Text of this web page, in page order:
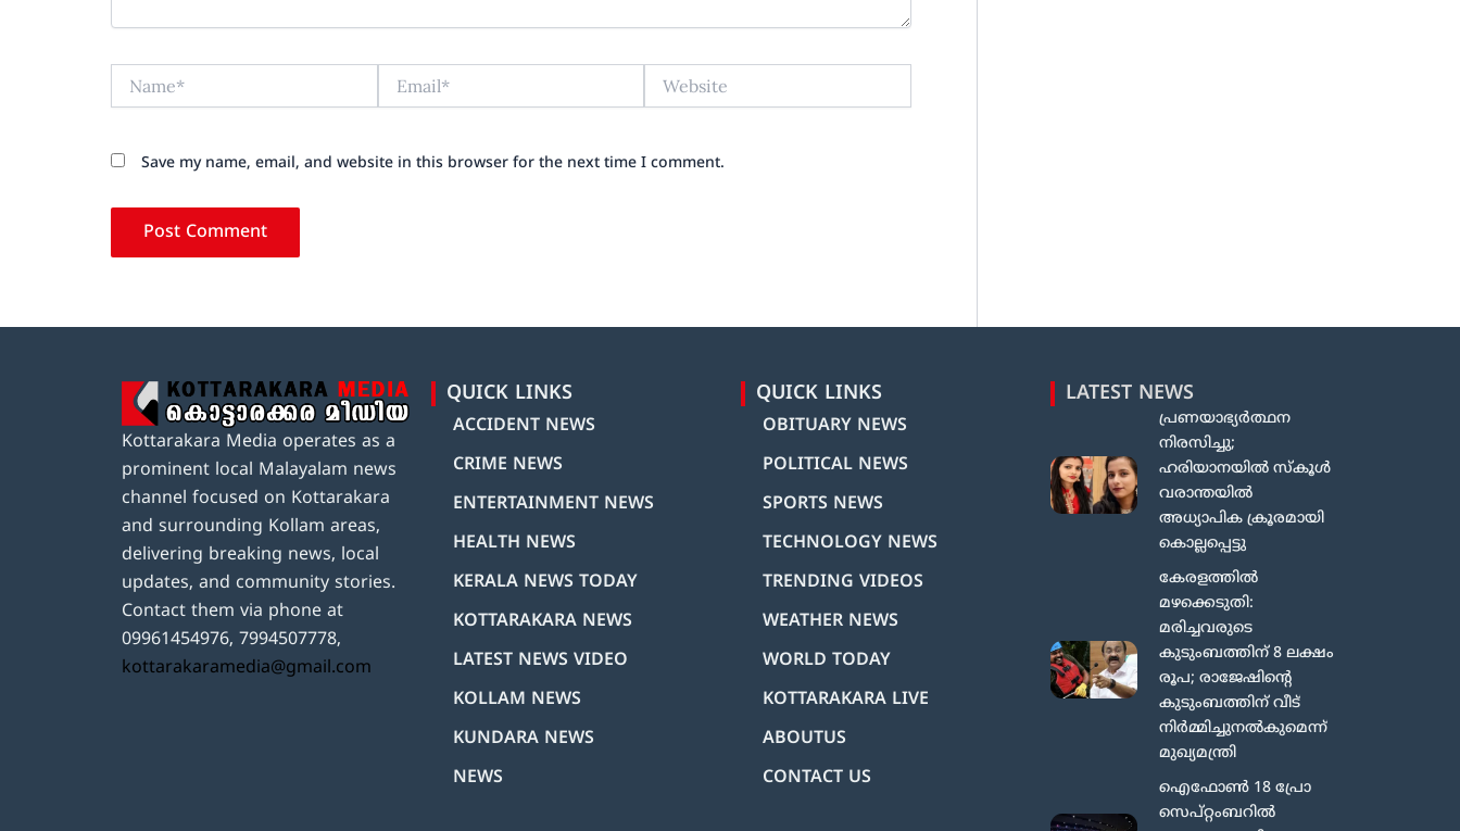
Save my name, email, and website in this browser for the next time I comment.
Kottarakara Media operates as a
prominent local Malayalam news
channel focused on Kottarakara
and surrounding Kollam areas,
delivering breaking news, local
updates, and community stories.
Contact them via phone at
09961454976, 7994507778,
kottarakaramedia@gmail.com
QUICK LINKS
ACCIDENT NEWS
CRIME NEWS
ENTERTAINMENT NEWS
HEALTH NEWS
KERALA NEWS TODAY
KOTTARAKARA NEWS
LATEST NEWS VIDEO
KOLLAM NEWS
KUNDARA NEWS
NEWS
QUICK LINKS
OBITUARY NEWS
POLITICAL NEWS
SPORTS NEWS
TECHNOLOGY NEWS
TRENDING VIDEOS
WEATHER NEWS
WORLD TODAY
KOTTARAKARA LIVE
ABOUTUS
CONTACT US
LATEST NEWS
പ്രണയാഭ്യർത്ഥന
നിരസിച്ചു;
ഹരിയാനയിൽ സ്കൂൾ
വരാന്തയിൽ
അധ്യാപിക ക്രൂരമായി
കൊല്ലപ്പെട്ടു
കേരളത്തിൽ
മഴക്കെടുതി:
മരിച്ചവരുടെ
കുടുംബത്തിന് 8 ലക്ഷം
രൂപ; രാജേഷിന്റെ
കുടുംബത്തിന് വീട്
നിര്‍മ്മിച്ചുനല്‍കുമെന്ന്
മുഖ്യമന്ത്രി
ഐഫോൺ 18 പ്രോ
സെപ്റ്റംബറിൽ